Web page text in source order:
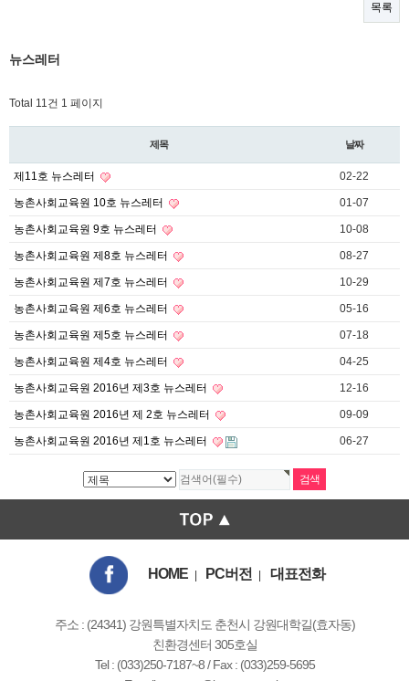
목록
뉴스레터
Total 11건 1 페이지
제목 날짜
제11호 뉴스레터 02-22
농촌사회교육원 10호 뉴스레터 01-07
농촌사회교육원 9호 뉴스레터 10-08
농촌사회교육원 제8호 뉴스레터 08-27
농촌사회교육원 제7호 뉴스레터 10-29
농촌사회교육원 제6호 뉴스레터 05-16
농촌사회교육원 제5호 뉴스레터 07-18
농촌사회교육원 제4호 뉴스레터 04-25
농촌사회교육원 2016년 제3호 뉴스레터 12-16
농촌사회교육원 2016년 제 2호 뉴스레터 09-09
농촌사회교육원 2016년 제1호 뉴스레터 06-27
HOME PC버전 대표전화
주소 : (24341) 강원특별자치도 춘천시 강원대학길(효자동)
친환경센터 305호실
Tel : (033)250-7187~8 / Fax : (033)259-5695